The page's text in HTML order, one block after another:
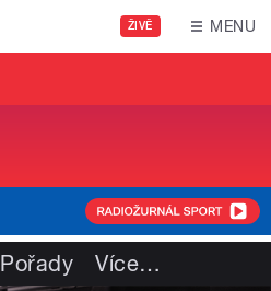
ŽIVĚ MENU
Pořady Více…